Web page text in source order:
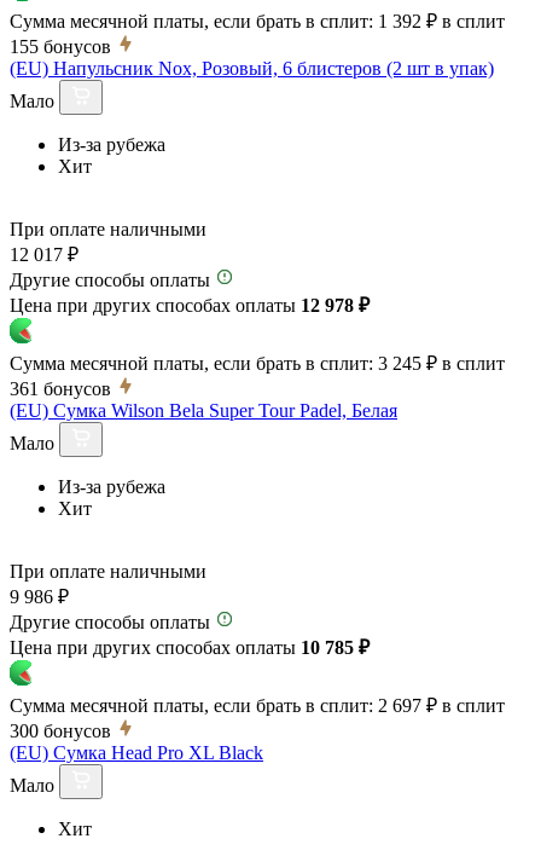
Сумма месячной платы, если брать в сплит: 1 392 ₽ в сплит
155 бонусов
(EU) Напульсник Nox, Розовый, 6 блистеров (2 шт в упак)
Мало
Из-за рубежа
Хит
При оплате наличными
12 017 ₽
Другие способы оплаты
Цена при других способах оплаты 12 978 ₽
Сумма месячной платы, если брать в сплит: 3 245 ₽ в сплит
361 бонусов
(EU) Сумка Wilson Bela Super Tour Padel, Белая
Мало
Из-за рубежа
Хит
При оплате наличными
9 986 ₽
Другие способы оплаты
Цена при других способах оплаты 10 785 ₽
Сумма месячной платы, если брать в сплит: 2 697 ₽ в сплит
300 бонусов
(EU) Сумка Head Pro XL Black
Мало
Хит